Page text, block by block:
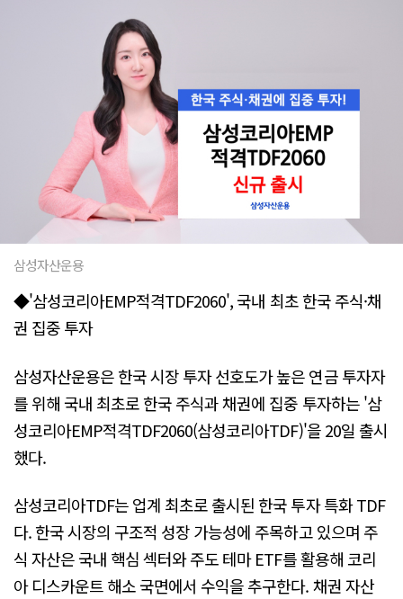
삼성자산운용
◆'삼성코리아EMP적격TDF2060', 국내 최초 한국 주식·채
권 집중 투자
삼성자산운용은 한국 시장 투자 선호도가 높은 연금 투자자
를 위해 국내 최초로 한국 주식과 채권에 집중 투자하는 '삼
성코리아EMP적격TDF2060(삼성코리아TDF)'을 20일 출시
했다.
삼성코리아TDF는 업계 최초로 출시된 한국 투자 특화 TDF
다. 한국 시장의 구조적 성장 가능성에 주목하고 있으며 주
식 자산은 국내 핵심 섹터와 주도 테마 ETF를 활용해 코리
아 디스카운트 해소 국면에서 수익을 추구한다. 채권 자산